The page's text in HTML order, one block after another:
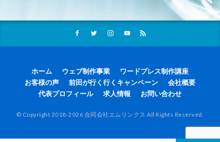
ホーム ウェブ制作事業
ワードプレス制作講座
お客様の声
前田が行く行くキャンペーン
会社概要
代表プロフィール
求人情報 お問い合わせ
© Copyright 2018-2026 合同会社エムリンクス All Rights Reserved.